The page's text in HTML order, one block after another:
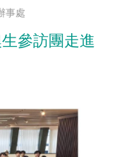
事處
參訪團走進